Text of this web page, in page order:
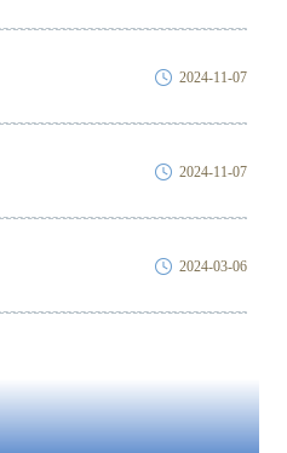
2024-11-07
2024-11-07
2024-03-06